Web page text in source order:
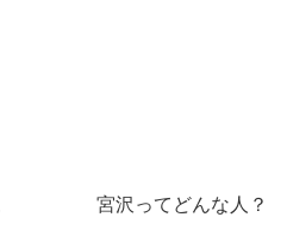
宮沢ってどんな人？